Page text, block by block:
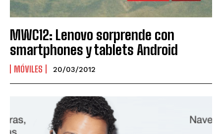
MWC12: Lenovo sorprende con
smartphones y tablets Android
MÓVILES 20/03/2012